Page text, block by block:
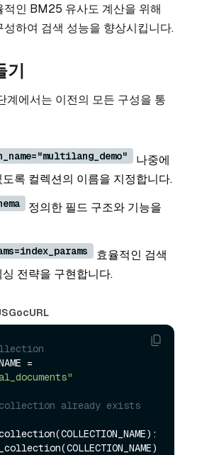
적인 BM25 유사도 계산을 위해
성하여 검색 성능을 향상시킵니다.
기
계에서는 이전의 모든 구성을 통
나중에
록 컬렉션의 이름을 지정합니다.
정의한 필드 구조와 기능을
효율적인 검색
전략을 구현합니다.
GocURL
already exists